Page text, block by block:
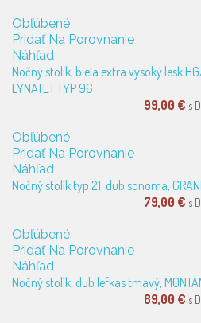
Obľúbené
Pridať Na Porovnanie
Náhľad
Nočný stolík, biela extra vysoký lesk
LYNATET TYP 96
99,00 € s
Obľúbené
Pridať Na Porovnanie
Náhľad
Nočný stolík typ 21, dub sonoma,
79,00 € s
Obľúbené
Pridať Na Porovnanie
Náhľad
Nočný stolík, dub lefkas tmavý,
89,00 € s